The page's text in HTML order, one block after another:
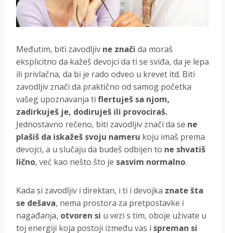
Međutim, biti zavodljiv ne znači da moraš
eksplicitno da kažeš devojci da ti se sviđa, da je lepa
ili privlačna, da bi je rado odveo u krevet itd. Biti
zavodljiv znači da praktično od samog početka
vašeg upoznavanja ti flertuješ sa njom,
zadirkuješ je, dodiruješ ili provociraš.
Jednostavno rečeno, biti zavodljiv znači da se ne
plašiš da iskažeš svoju nameru koju imaš prema
devojci, a u slučaju da budeš odbijen to ne shvatiš
lično, već kao nešto što je sasvim normalno.
Kada si zavodljiv i direktan, i ti i devojka znate šta
se dešava, nema prostora za pretpostavke i
nagađanja, otvoren si u vezi s tim, oboje uživate u
toj energiji koja postoji između vas i spreman si